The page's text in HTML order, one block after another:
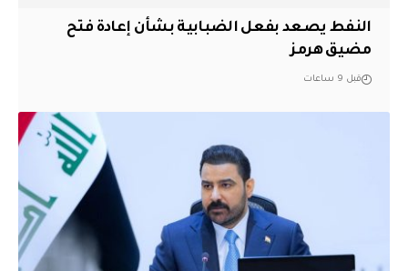
النفط يصعد بفعل الضبابية بشأن إعادة فتح
مضيق هرمز
قبل 9 ساعات